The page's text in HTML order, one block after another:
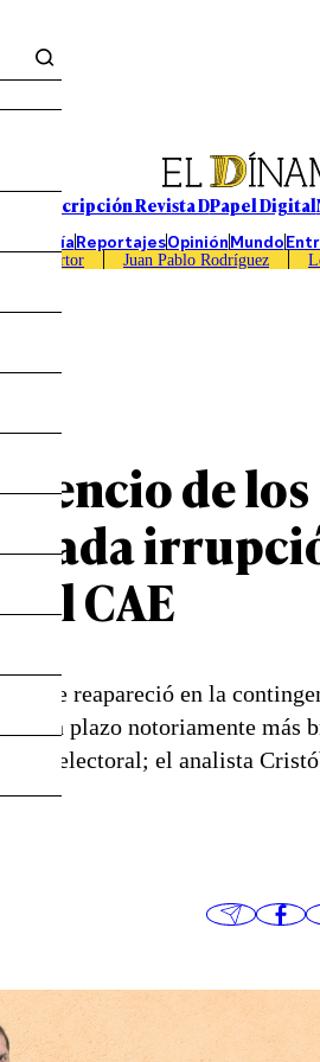
Suscripción Revista DPapel Digital
EconomíaReportajesOpiniónMundo
Caso Sartor Juan Pablo Rodríguez
de los
el CAE
reapareció en la
un plazo notoriamente más
electoral; el analista